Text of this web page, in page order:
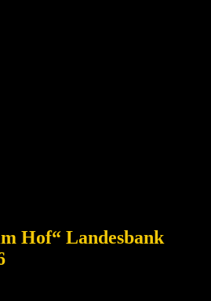
Hof“ Landesbank